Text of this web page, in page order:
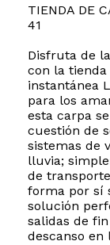
TIENDA DE
41
Disfruta de
con la tienda
instantánea
para los
esta carpa
cuestión de
sistemas de
lluvia;
de
forma por sí
solución
salidas de
descanso en